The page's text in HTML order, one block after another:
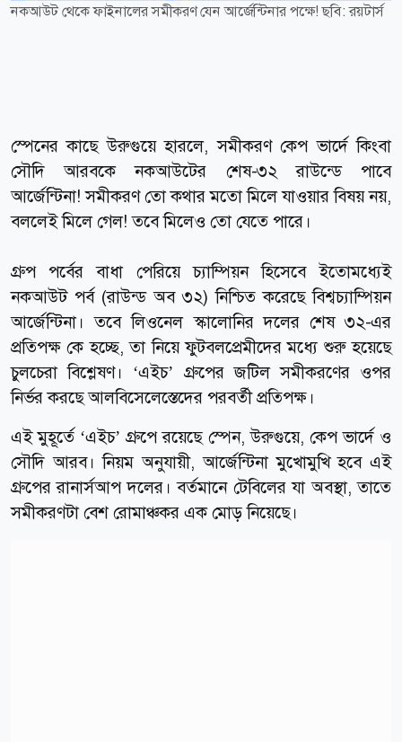
নকআউট থেকে ফাইনালের সমীকরণ যেন আর্জেন্টিনার পক্ষে! ছবি: রয়টার্স
স্পেনের কাছে উরুগুয়ে হারলে, সমীকরণ কেপ ভার্দে কিংবা
সৌদি আরবকে নকআউটের শেষ-৩২ রাউন্ডে পাবে
আর্জেন্টিনা! সমীকরণ তো কথার মতো মিলে যাওয়ার বিষয় নয়,
বললেই মিলে গেল! তবে মিলেও তো যেতে পারে।
গ্রুপ পর্বের বাধা পেরিয়ে চ্যাম্পিয়ন হিসেবে ইতোমধ্যেই
নকআউট পর্ব (রাউন্ড অব ৩২) নিশ্চিত করেছে বিশ্বচ্যাম্পিয়ন
আর্জেন্টিনা। তবে লিওনেল স্কালোনির দলের শেষ ৩২-এর
প্রতিপক্ষ কে হচ্ছে, তা নিয়ে ফুটবলপ্রেমীদের মধ্যে শুরু হয়েছে
চুলচেরা বিশ্লেষণ। ‘এইচ’ গ্রুপের জটিল সমীকরণের ওপর
নির্ভর করছে আলবিসেলেস্তেদের পরবর্তী প্রতিপক্ষ।
এই মুহূর্তে ‘এইচ’ গ্রুপে রয়েছে স্পেন, উরুগুয়ে, কেপ ভার্দে ও
সৌদি আরব। নিয়ম অনুযায়ী, আর্জেন্টিনা মুখোমুখি হবে এই
গ্রুপের রানার্সআপ দলের। বর্তমানে টেবিলের যা অবস্থা, তাতে
সমীকরণটা বেশ রোমাঞ্চকর এক মোড় নিয়েছে।